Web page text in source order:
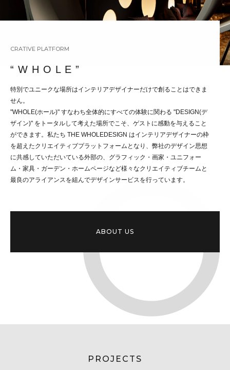
CRATIVE PLATFORM
“ W H O L E ”
特別でユニークな場所はインテリアデザイナーだけで創ることはできま
せん。
"WHOLE(ホール)" すなわち全体的にすべての体験に関わる "DESIGN(デ
ザイン)" をトータルして考えた場所でこそ、ゲストに感動を与えること
ができます。私たち THE WHOLEDESIGN はインテリアデザイナーの枠
を超えたクリエイティブプラットフォームとなり、弊社のデザイン思想
に共感していただいている外部の、グラフィック・画家・ユニフォー
ム・家具・ガーデン・ホームページなど様々なクリエイティブチームと
最良のアライアンスを組んでデザインサービスを行っています。
ABOUT US
PROJECTS